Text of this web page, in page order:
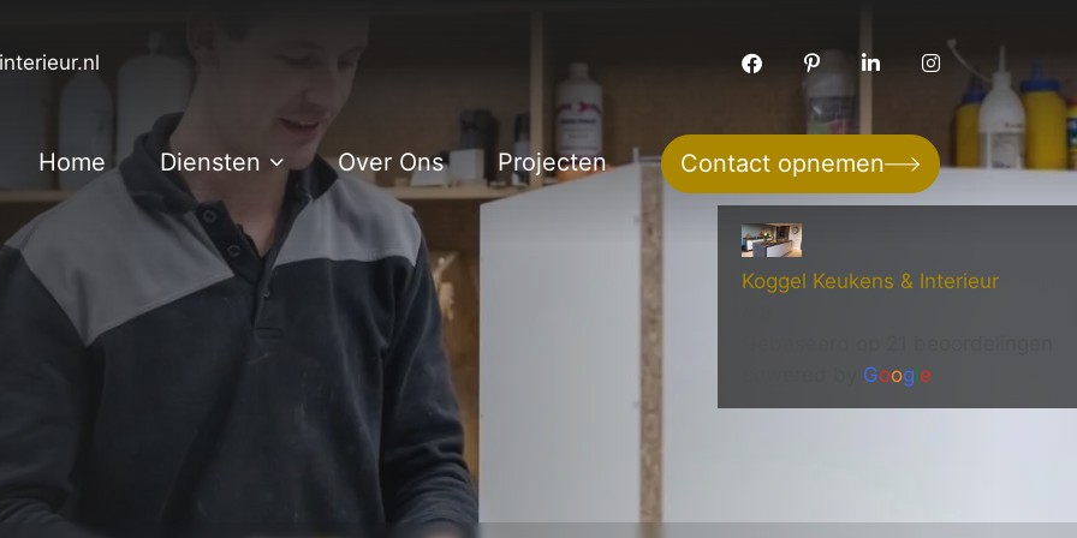
Home Diensten Over Ons Projecten Contact opnemen
Koggel Keukens & Interieur
Google